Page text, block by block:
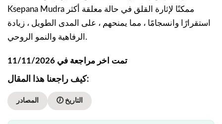
Ksepana Mudra ممكنًا لإثارة القلق في حالة معلقة أكثر
استقرارًا وانسجامًا ، مما يمنحهم ، على المدى الطويل ، زيادة
الرفاهية والنمو الروحي.
تمت اخر مراجعة في 11/11/2026
كيف راجعنا هذا المقال:
المصادر 🕖 التاريخ